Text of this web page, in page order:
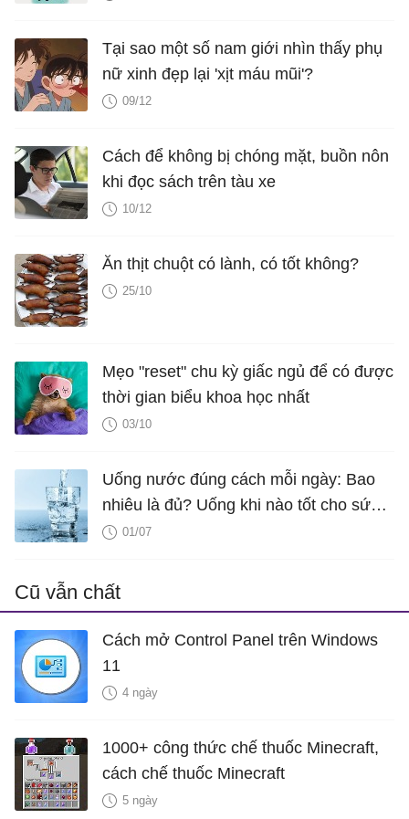
Tại sao một số nam giới nhìn thấy phụ
nữ xinh đẹp lại 'xịt máu mũi'?
09/12
Cách để không bị chóng mặt, buồn nôn
khi đọc sách trên tàu xe
10/12
Ăn thịt chuột có lành, có tốt không?
25/10
Mẹo "reset" chu kỳ giấc ngủ để có được
thời gian biểu khoa học nhất
03/10
Uống nước đúng cách mỗi ngày: Bao
nhiêu là đủ? Uống khi nào tốt cho sức
khỏe?
01/07
Cũ vẫn chất
Cách mở Control Panel trên Windows
11
4 ngày
1000+ công thức chế thuốc Minecraft,
cách chế thuốc Minecraft
5 ngày